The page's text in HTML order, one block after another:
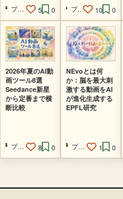
プロンプト画伯 5 0 プロンプト画伯 10 0
2026年夏のAI動
画ツール8選
Seedance新星
から定番まで横
断比較
プロンプト画伯 8 0
NEvoとは何
か：脳を最大刺
激する動画をAI
が進化生成する
EPFL研究
プロンプト画伯 1 0